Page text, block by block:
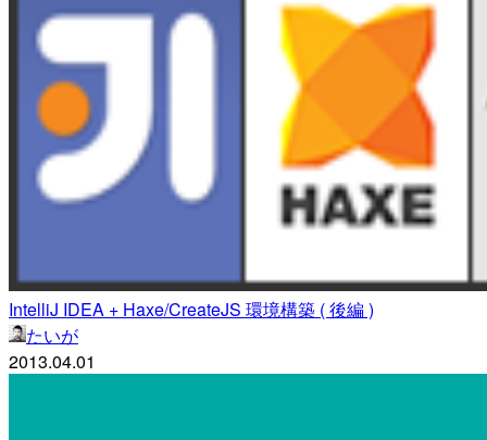
IntelliJ IDEA + Haxe/CreateJS 環境構築 ( 後編 )
たいが
2013.04.01